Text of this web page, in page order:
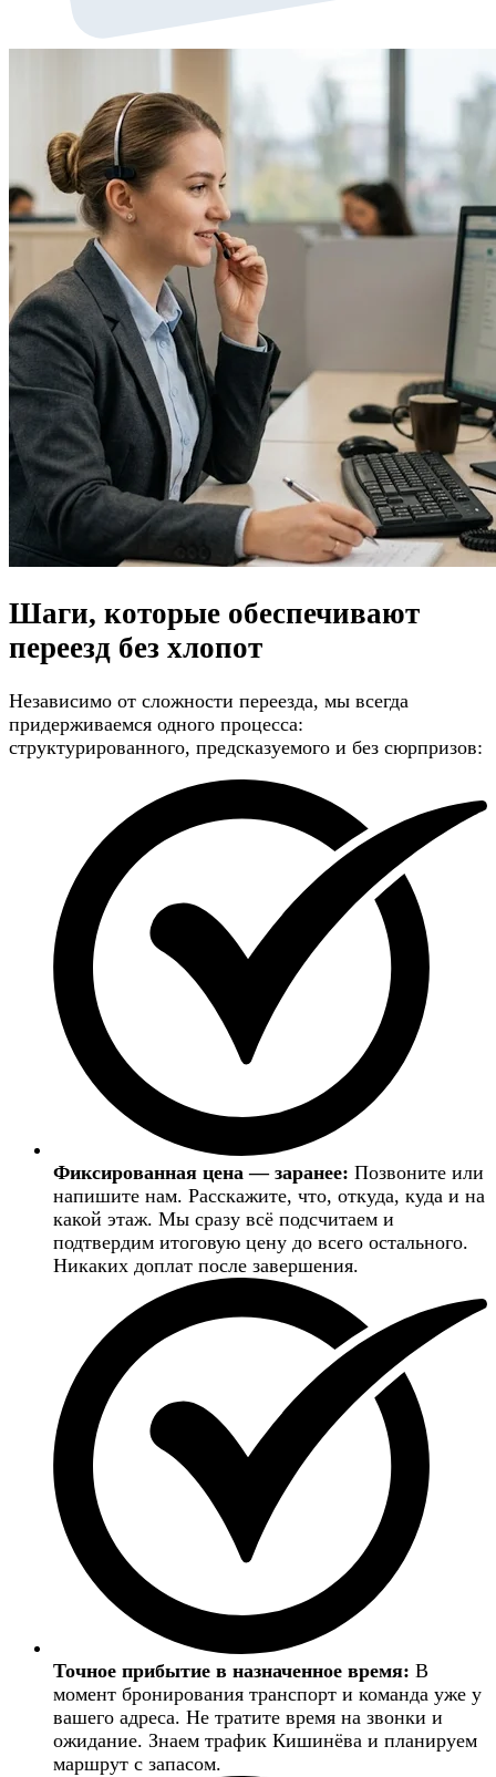
Шаги, которые обеспечивают
переезд без хлопот
Независимо от сложности переезда, мы всегда
придерживаемся одного процесса:
структурированного, предсказуемого и без сюрпризов:
Фиксированная цена — заранее: Позвоните или
напишите нам. Расскажите, что, откуда, куда и на
какой этаж. Мы сразу всё подсчитаем и
подтвердим итоговую цену до всего остального.
Никаких доплат после завершения.
Точное прибытие в назначенное время: В
момент бронирования транспорт и команда уже у
вашего адреса. Не тратите время на звонки и
ожидание. Знаем трафик Кишинёва и планируем
маршрут с запасом.